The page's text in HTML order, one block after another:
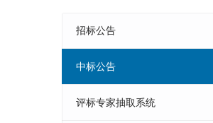
招标公告
中标公告
评标专家抽取系统